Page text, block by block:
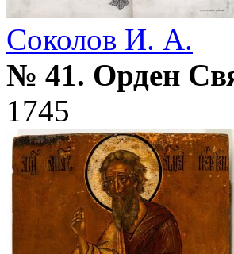
Соколов И. А.
№ 41. Орден
1745